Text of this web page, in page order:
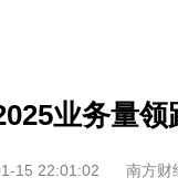
业务量
15 22:01:02 南方财